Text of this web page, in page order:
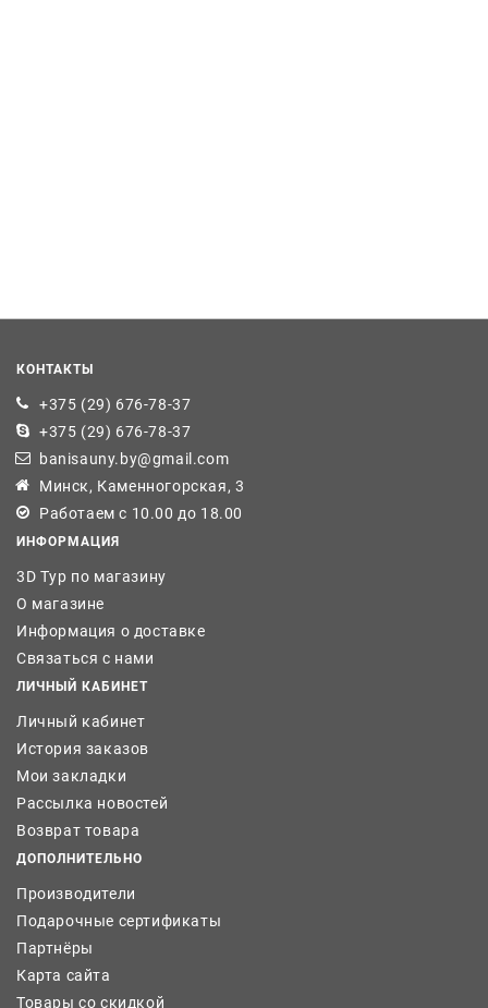
КОНТАКТЫ
+375 (29) 676-78-37
+375 (29) 676-78-37
banisauny.by@gmail.com
Минск, Каменногорская, 3
Работаем с 10.00 до 18.00
ИНФОРМАЦИЯ
3D Тур по магазину
О магазине
Информация о доставке
Связаться с нами
ЛИЧНЫЙ КАБИНЕТ
Личный кабинет
История заказов
Мои закладки
Рассылка новостей
Возврат товара
ДОПОЛНИТЕЛЬНО
Производители
Подарочные сертификаты
Партнёры
Карта сайта
Товары со скидкой